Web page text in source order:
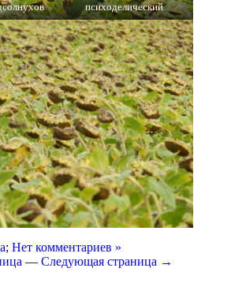
психоделический
; Нет комментариев »
— Следующая страница →